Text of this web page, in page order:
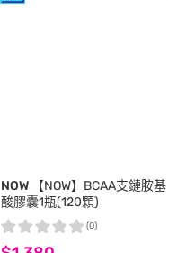
NOW 【NOW】BCAA支鏈胺基
酸膠囊1瓶(120顆)
(0)